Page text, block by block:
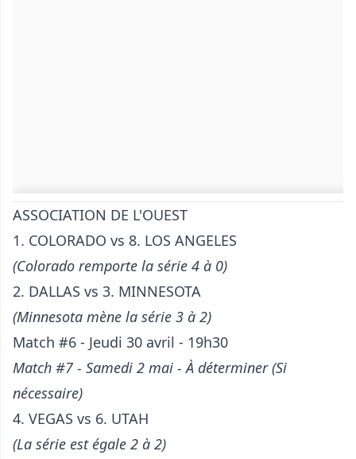
ASSOCIATION DE L'OUEST
1. COLORADO vs 8. LOS ANGELES
(Colorado remporte la série 4 à 0)
2. DALLAS vs 3. MINNESOTA
(Minnesota mène la série 3 à 2)
Match #6 - Jeudi 30 avril - 19h30
Match #7 - Samedi 2 mai - À déterminer (Si
nécessaire)
4. VEGAS vs 6. UTAH
(La série est égale 2 à 2)